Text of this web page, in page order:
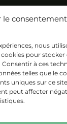
le consentement
nous
pour stocker
à ces
telles que le
uniques sur ce
peut affecter